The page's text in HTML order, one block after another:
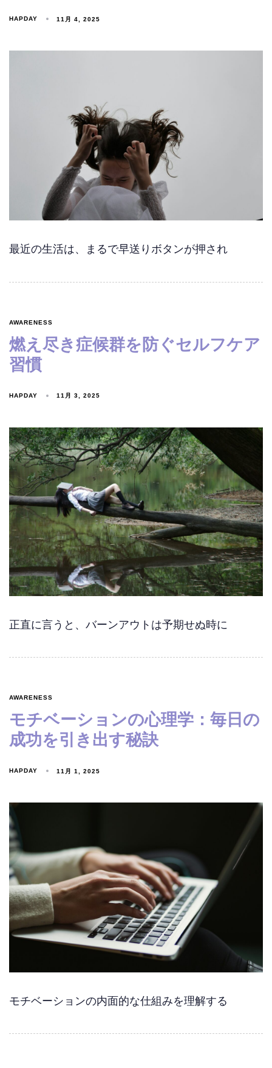
HAPDAY 11月 4, 2025
最近の生活は、まるで早送りボタンが押され
AWARENESS
燃え尽き症候群を防ぐセルフケア
習慣
HAPDAY 11月 3, 2025
正直に言うと、バーンアウトは予期せぬ時に
AWARENESS
モチベーションの心理学：毎日の
成功を引き出す秘訣
HAPDAY 11月 1, 2025
モチベーションの内面的な仕組みを理解する